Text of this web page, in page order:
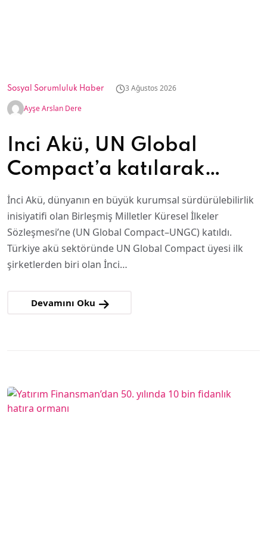
Sosyal Sorumluluk Haber
3 Ağustos 2026
Ayşe Arslan Dere
İnci Akü, UN Global
Compact’a katılarak
sürdürülebilirlik
taahhüdünü güçlendirdi
İnci Akü, dünyanın en büyük kurumsal sürdürülebilirlik
inisiyatifi olan Birleşmiş Milletler Küresel İlkeler
Sözleşmesi’ne (UN Global Compact–UNGC) katıldı.
Türkiye akü sektöründe UN Global Compact üyesi ilk
şirketlerden biri olan İnci…
Devamını Oku